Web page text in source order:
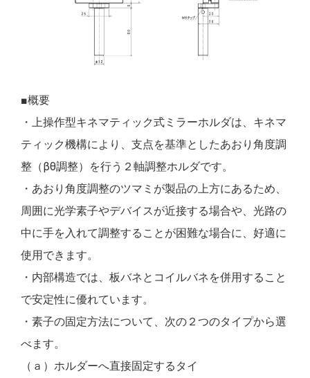
■概要
・上操作型キネマティック式ミラーホルダは、キネマ
ティック機構により、支点を基準としたあおり角度調
整（βθ調整）を行う２軸調整ホルダです。
・あおり角度調整のツマミが製品の上方にあるため、
周囲に光学素子やデバイスが近接する場合や、光路の
中に手を入れて調整することが困難な場合に、好適に
使用できます。
・内部構造では、板バネとコイルバネを併用すること
で安定性に優れています。
・素子の固定方法について、次の２つのタイプから選
べます。
（ａ）ホルダーへ直接固定するタイ